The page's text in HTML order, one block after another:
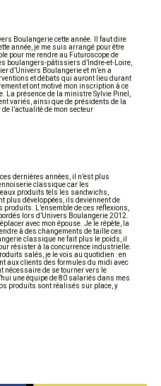
Boulangerie cette année. Il faut dire
année, je me suis arrangé pour être
pour me rendre au Futuroscope de
boulangers-pâtissiers d’Indre-et-Loire,
d’Univers Boulangerie et m’en a
et débats qui auront lieu durant
et ont motivé mon inscription à ce
La présence de la ministre Sylvie Pinel,
variés, ainsi que de présidents de la
l’actualité de mon secteur
dernières années, il n’est plus
classique car les
produits tels les sandwichs,
plus développées, ils deviennent de
L’ensemble de ces réflexions,
lors d’Univers Boulangerie 2012.
avec mon épouse. Je le répète, la
à des changements de taille ces
classique ne fait plus le poids, il
résister à la concurrence industrielle.
salés, je le vois au quotidien : en
aux clients des formules du midi avec
nécessaire de se tourner vers le
une équipe de 80 salariés dans mes
produits sont réalisés sur place, y